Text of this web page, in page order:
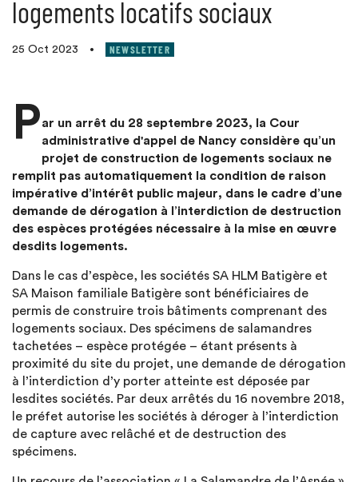
logements locatifs sociaux
25 Oct 2023 • NEWSLETTER
Par un arrêt du 28 septembre 2023, la Cour
administrative d'appel de Nancy considère qu’un
projet de construction de logements sociaux ne
remplit pas automatiquement la condition de raison
impérative d’intérêt public majeur, dans le cadre d’une
demande de dérogation à l’interdiction de destruction
des espèces protégées nécessaire à la mise en œuvre
desdits logements.
Dans le cas d’espèce, les sociétés SA HLM Batigère et
SA Maison familiale Batigère sont bénéficiaires de
permis de construire trois bâtiments comprenant des
logements sociaux. Des spécimens de salamandres
tachetées – espèce protégée – étant présents à
proximité du site du projet, une demande de dérogation
à l’interdiction d’y porter atteinte est déposée par
lesdites sociétés. Par deux arrêtés du 16 novembre 2018,
le préfet autorise les sociétés à déroger à l’interdiction
de capture avec relâché et de destruction des
spécimens.